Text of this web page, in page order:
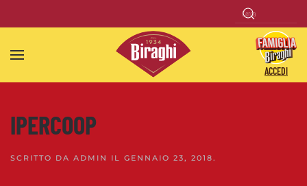
Skip to main content
ACCEDI
IPERCOOP
SCRITTO DA ADMIN IL GENNAIO 23, 2018.